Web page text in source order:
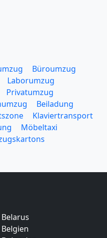
Büroumzug
Laborumzug
Privatumzug
Beiladung
Klaviertransport
Möbeltaxi